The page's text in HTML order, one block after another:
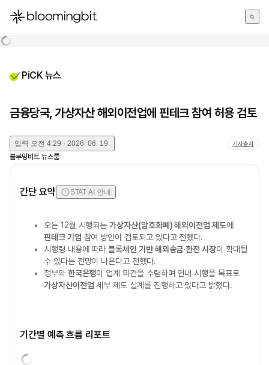
한국어
PiCK 뉴스
금융당국, 가상자산 해외이전업에 핀테크 참여 허용 검토
입력 오전 4:29 · 2026. 06. 19. 기사출처
블루밍비트 뉴스룸
간단 요약 STAT AI 안내
오는 12월 시행되는가상자산(암호화폐) 해외이전업 제도에
핀테크 기업 참여 방안이 검토되고 있다고 전했다.
시행령 내용에 따라블록체인 기반 해외송금·환전 시장이 확대될
수 있다는 전망이 나온다고 전했다.
정부와 한국은행이 업계 의견을 수렴하며 연내 시행을 목표로
가상자산이전업 세부 제도 설계를 진행하고 있다고 밝혔다.
기간별 예측 흐름 리포트